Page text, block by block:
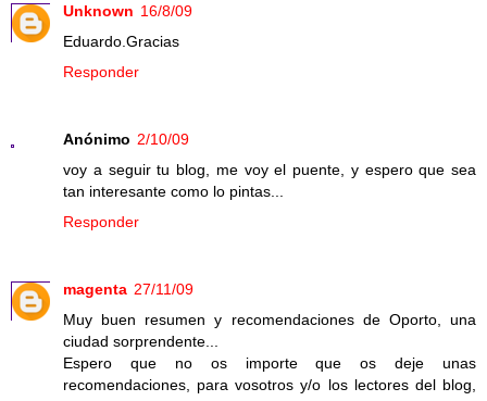
Unknown 16/8/09
Eduardo.Gracias
Responder
Anónimo 2/10/09
voy a seguir tu blog, me voy el puente, y espero que sea
tan interesante como lo pintas...
Responder
magenta 27/11/09
Muy buen resumen y recomendaciones de Oporto, una
ciudad sorprendente...
Espero que no os importe que os deje unas
recomendaciones, para vosotros y/o los lectores del blog,